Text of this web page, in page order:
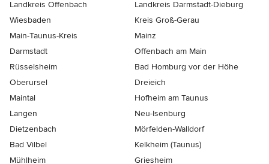
Landkreis Offenbach
Landkreis Darmstadt-Dieburg
Wiesbaden
Kreis Groß-Gerau
Main-Taunus-Kreis
Mainz
Darmstadt
Offenbach am Main
Rüsselsheim
Bad Homburg vor der Höhe
Oberursel
Dreieich
Maintal
Hofheim am Taunus
Langen
Neu-Isenburg
Dietzenbach
Mörfelden-Walldorf
Bad Vilbel
Kelkheim (Taunus)
Mühlheim
Griesheim